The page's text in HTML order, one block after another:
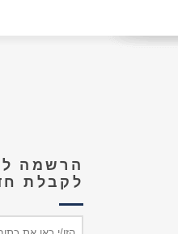
הרשמה
לקבלת